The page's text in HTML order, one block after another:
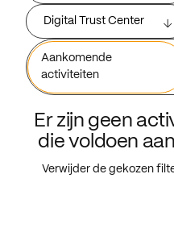
Digital Trust Center
Aankomende
activiteiten
Er zijn geen
die voldoen
Verwijder de gekozen